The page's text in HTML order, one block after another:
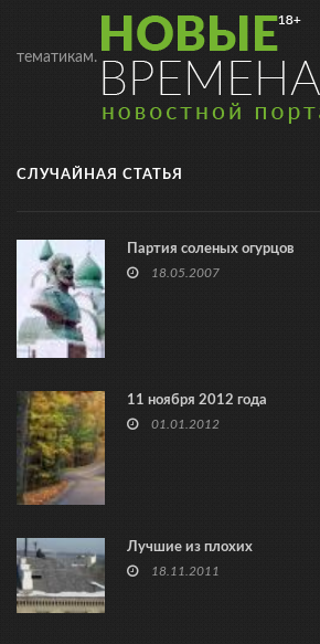
тематикам.
СЛУЧАЙНАЯ СТАТЬЯ
Партия соленых огурцов
18.05.2007
11 ноября 2012 года
01.01.2012
Лучшие из плохих
18.11.2011